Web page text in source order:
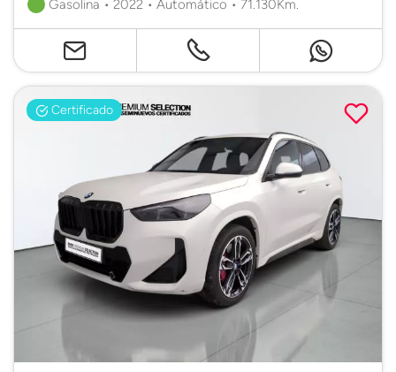
Gasolina • 2022 • Automático • 71.130Km.
Certificado